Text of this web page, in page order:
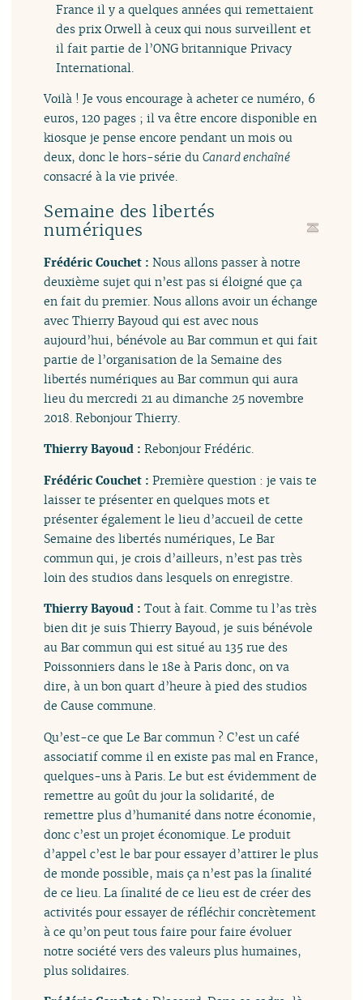
France il y a quelques années qui remettaient
des prix Orwell à ceux qui nous surveillent et
il fait partie de l’ONG britannique Privacy
International.
Voilà ! Je vous encourage à acheter ce numéro, 6
euros, 120 pages ; il va être encore disponible en
kiosque je pense encore pendant un mois ou
deux, donc le hors-série duCanard enchaîné
consacré à la vie privée.
Semaine des libertés
numériques
Frédéric Couchet :Nous allons passer à notre
deuxième sujet qui n’est pas si éloigné que ça
en fait du premier. Nous allons avoir un échange
avec Thierry Bayoud qui est avec nous
aujourd’hui, bénévole au Bar commun et qui fait
partie de l’organisation de la Semaine des
libertés numériques au Bar commun qui aura
lieu du mercredi 21 au dimanche 25 novembre
2018. Rebonjour Thierry.
Thierry Bayoud :Rebonjour Frédéric.
Frédéric Couchet :Première question : je vais te
laisser te présenter en quelques mots et
présenter également le lieu d’accueil de cette
Semaine des libertés numériques, Le Bar
commun qui, je crois d’ailleurs, n’est pas très
loin des studios dans lesquels on enregistre.
Thierry Bayoud :Tout à fait. Comme tu l’as très
bien dit je suis Thierry Bayoud, je suis bénévole
au Bar commun qui est situé au 135 rue des
Poissonniers dans le 18e à Paris donc, on va
dire, à un bon quart d’heure à pied des studios
de Cause commune.
Qu’est-ce que Le Bar commun ? C’est un café
associatif comme il en existe pas mal en France,
quelques-uns à Paris. Le but est évidemment de
remettre au goût du jour la solidarité, de
remettre plus d’humanité dans notre économie,
donc c’est un projet économique. Le produit
d’appel c’est le bar pour essayer d’attirer le plus
de monde possible, mais ça n’est pas la finalité
de ce lieu. La finalité de ce lieu est de créer des
activités pour essayer de réfléchir concrètement
à ce qu’on peut tous faire pour faire évoluer
notre société vers des valeurs plus humaines,
plus solidaires.